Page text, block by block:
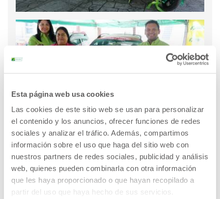
Esta página web usa cookies
Las cookies de este sitio web se usan para personalizar
el contenido y los anuncios, ofrecer funciones de redes
sociales y analizar el tráfico. Además, compartimos
información sobre el uso que haga del sitio web con
nuestros partners de redes sociales, publicidad y análisis
web, quienes pueden combinarla con otra información
que les haya proporcionado o que hayan recopilado a
partir del uso que haya hecho de sus servicios.